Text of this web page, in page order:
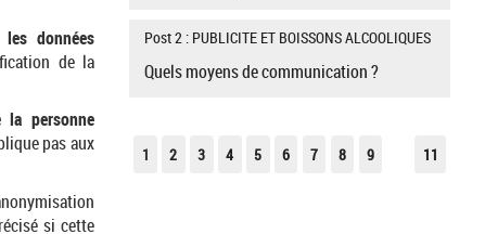
les données
de la
la personne
pas aux
si cette
Post 2 : PUBLICITE ET BOISSONS ALCOOLIQUES
Quels moyens de communication ?
1 2 3 4 5 6 7 8 9 11